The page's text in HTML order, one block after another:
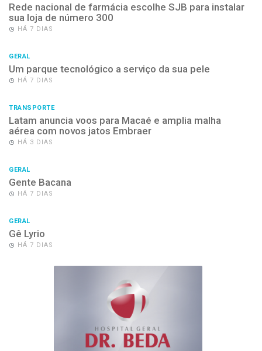
Rede nacional de farmácia escolhe SJB para instalar
sua loja de número 300
HÁ 7 DIAS
GERAL
Um parque tecnológico a serviço da sua pele
HÁ 7 DIAS
TRANSPORTE
Latam anuncia voos para Macaé e amplia malha
aérea com novos jatos Embraer
HÁ 3 DIAS
GERAL
Gente Bacana
HÁ 7 DIAS
GERAL
Gê Lyrio
HÁ 7 DIAS